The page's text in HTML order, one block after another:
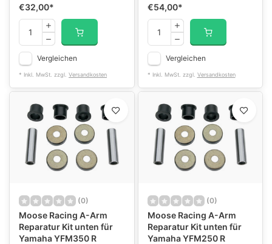
€32,00*
Vergleichen
* Inkl. MwSt. zzgl. Versandkosten
€54,00*
Vergleichen
* Inkl. MwSt. zzgl. Versandkosten
(0)
Moose Racing A-Arm
Reparatur Kit unten für
Yamaha YFM350 R
(0)
Moose Racing A-Arm
Reparatur Kit unten für
Yamaha YFM250 R